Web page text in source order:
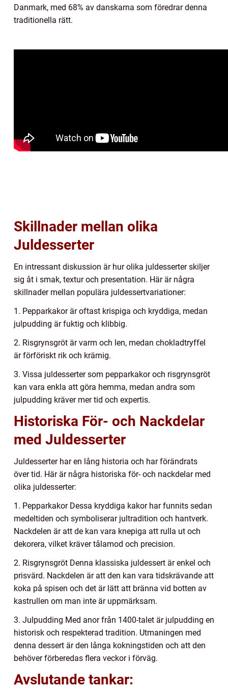
Danmark, med 68% av danskarna som föredrar denna
traditionella rätt.
Skillnader mellan olika
Juldesserter
En intressant diskussion är hur olika juldesserter skiljer
sig åt i smak, textur och presentation. Här är några
skillnader mellan populära juldessertvariationer:
1. Pepparkakor är oftast krispiga och kryddiga, medan
julpudding är fuktig och klibbig.
2. Risgrynsgröt är varm och len, medan chokladtryffel
är förföriskt rik och krämig.
3. Vissa juldesserter som pepparkakor och risgrynsgröt
kan vara enkla att göra hemma, medan andra som
julpudding kräver mer tid och expertis.
Historiska För- och Nackdelar
med Juldesserter
Juldesserter har en lång historia och har förändrats
över tid. Här är några historiska för- och nackdelar med
olika juldesserter:
1. Pepparkakor Dessa kryddiga kakor har funnits sedan
medeltiden och symboliserar jultradition och hantverk.
Nackdelen är att de kan vara knepiga att rulla ut och
dekorera, vilket kräver tålamod och precision.
2. Risgrynsgröt Denna klassiska juldessert är enkel och
prisvärd. Nackdelen är att den kan vara tidskrävande att
koka på spisen och det är lätt att bränna vid botten av
kastrullen om man inte är uppmärksam.
3. Julpudding Med anor från 1400-talet är julpudding en
historisk och respekterad tradition. Utmaningen med
denna dessert är den långa kokningstiden och att den
behöver förberedas flera veckor i förväg.
Avslutande tankar: